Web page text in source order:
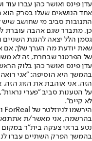
עדן פינס ואושר כהן עברו
אחד הנושאים שעלו בפרק הוא
התגובות סביב מי שחושב שיש
כן, מתברר שגם אהבה עוברת
גסמן הלל יצאה להגנת
שאת יודעת מה הערך שלך,
של הפרטנר שבחרת, זה לא
עדן פינס ואושר כהן בלוק
בהמשך היא הוסיפה: "אני
הזה. אני אוהבת את הזוג הזה,
על הטענות סביב "פערי
לא קיים".
הירשמו לניוזלטר של ForReal ואנחנו נדאג שלא תפספסו שום דבר חשוב!
בהרשמה, אני מאשר/ת את
נטע ברזני צעקה בית"ר במקום
בהמשך הפרק השתיים עברו ל